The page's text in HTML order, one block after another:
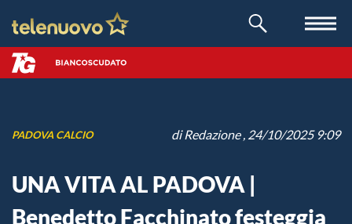
PADOVA CALCIO diRedazione, 24/10/2025 9:09
UNA VITA AL PADOVA |
Benedetto Facchinato festeggia